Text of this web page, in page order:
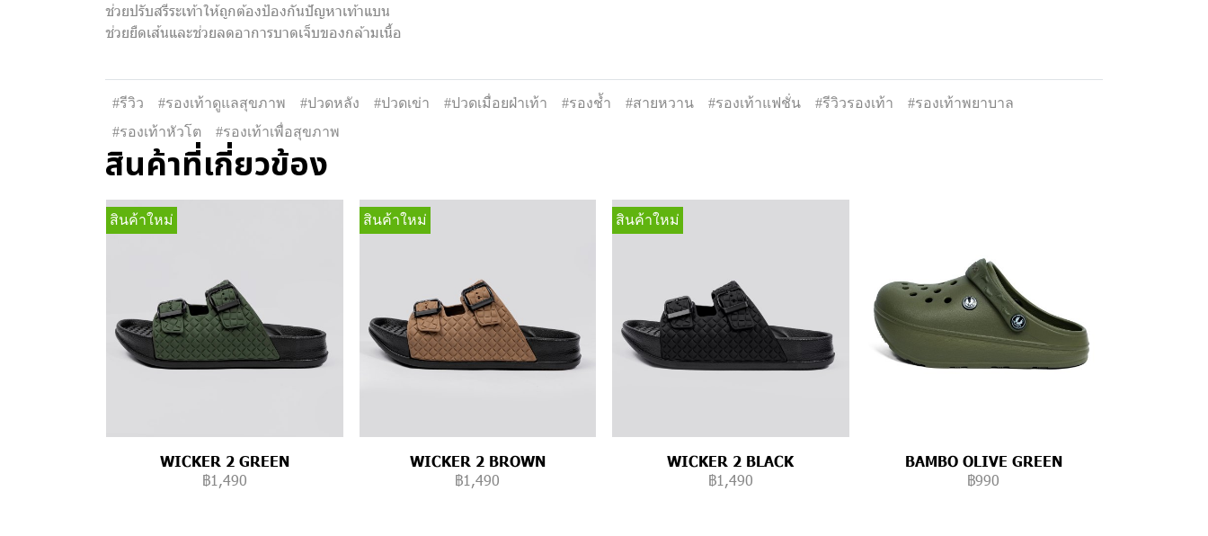
ช่วยปรับสรีระเท้าให้ถูกต้องป้องกันปัญหาเท้าแบน
ช่วยยืดเส้นและช่วยลดอาการบาดเจ็บของกล้ามเนื้อ
#รีวิว #รองเท้าดูแลสุขภาพ #ปวดหลัง #ปวดเข่า #ปวดเมื่อยฝ่าเท้า #รองช้ำ #สายหวาน #รองเท้าแฟชั่น #รีวิวรองเท้า
#รองเท้าพยาบาล
#รองเท้าหัวโต
#รองเท้าเพื่อสุขภาพ
สินค้าที่เกี่ยวข้อง
สินค้าใหม่
WICKER 2 GREEN
฿1,490
สินค้าใหม่
WICKER 2 BROWN
฿1,490
สินค้าใหม่
WICKER 2 BLACK
฿1,490
BAMBO OLIVE GREEN
฿990